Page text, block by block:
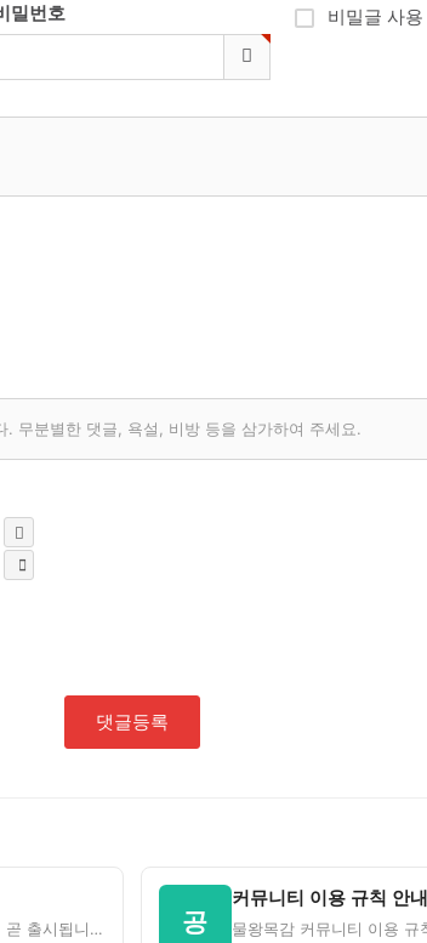
밀번호 비밀글 사용
. 무분별한 댓글, 욕설, 비방 등을 삼가하여 주세요.
댓글등록
물왕목감 커뮤니티 모바일 앱이 곧 출시됩니다!언제 어디서나 편리하게 동네 소식을 확인하세요.출시 일정은 추후
공
커뮤니티 이용 규칙 안내